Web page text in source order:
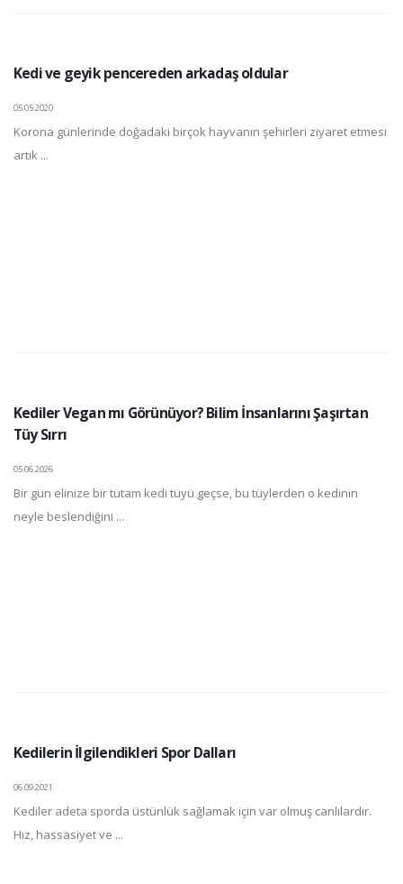
Kedi ve geyik pencereden arkadaş oldular
05.05.2020
Korona günlerinde doğadaki birçok hayvanın şehirleri ziyaret etmesi
artık ...
Kediler Vegan mı Görünüyor? Bilim İnsanlarını Şaşırtan
Tüy Sırrı
05.06.2026
Bir gün elinize bir tutam kedi tüyü geçse, bu tüylerden o kedinin
neyle beslendiğini ...
Kedilerin İlgilendikleri Spor Dalları
06.09.2021
Kediler adeta sporda üstünlük sağlamak için var olmuş canlılardır.
Hız, hassasiyet ve ...